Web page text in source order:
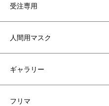
受注専用
人間用マスク
ギャラリー
フリマ